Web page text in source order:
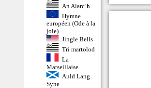
An Alarc’h
Hymne
européen (Ode à la
joie)
Jingle Bells
Tri martolod
La
Marseillaise
Auld Lang
Syne